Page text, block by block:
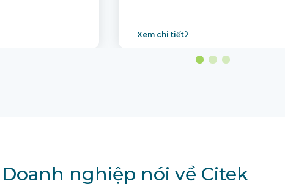
Xem chi tiết
nghiệp nói về Citek